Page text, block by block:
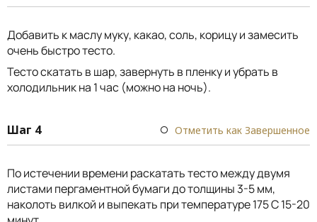
Добавить к маслу муку, какао, соль, корицу и замесить
очень быстро тесто.
Тесто скатать в шар, завернуть в пленку и убрать в
холодильник на 1 час (можно на ночь).
Шаг 4 Отметить как Завершенное
По истечении времени раскатать тесто между двумя
листами пергаментной бумаги до толщины 3-5 мм,
наколоть вилкой и выпекать при температуре 175 С 15-20